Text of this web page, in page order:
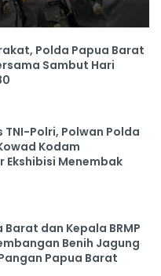
Polda Papua Barat
Sambut Hari
Polri, Polwan Polda
Kodam
Ekshibisi Menembak
dan Kepala BRMP
Benih Jagung
Papua Barat